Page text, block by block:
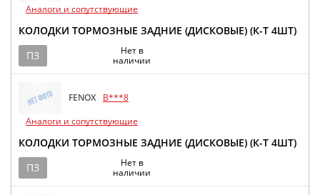
Аналоги и сопутствующие
КОЛОДКИ ТОРМОЗНЫЕ ЗАДНИЕ (ДИСКОВЫЕ) (К-Т 4ШТ)
ПЗ
Нет в
наличии
FENOX
B***8
Аналоги и сопутствующие
КОЛОДКИ ТОРМОЗНЫЕ ЗАДНИЕ (ДИСКОВЫЕ) (К-Т 4ШТ)
ПЗ
Нет в
наличии